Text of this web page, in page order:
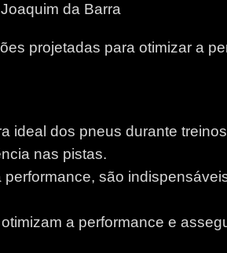
da Barra
projetadas para otimizar a
ideal dos pneus durante
nas pistas.
são
a performance e